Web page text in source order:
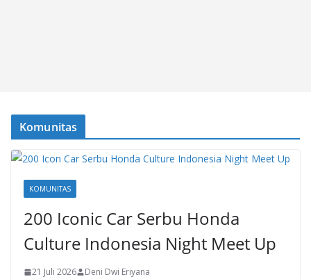
Komunitas
KOMUNITAS
200 Iconic Car Serbu Honda
Culture Indonesia Night Meet Up
21 Juli 2026 Deni Dwi Eriyana